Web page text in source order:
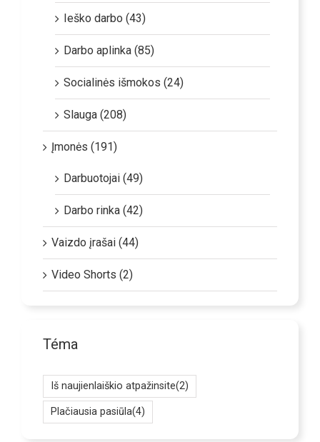
Ieško darbo (43)
Darbo aplinka (85)
Socialinės išmokos (24)
Slauga (208)
Įmonės (191)
Darbuotojai (49)
Darbo rinka (42)
Vaizdo įrašai (44)
Video Shorts (2)
Téma
Iš naujienlaiškio atpažinsite(2)
Plačiausia pasiūla(4)